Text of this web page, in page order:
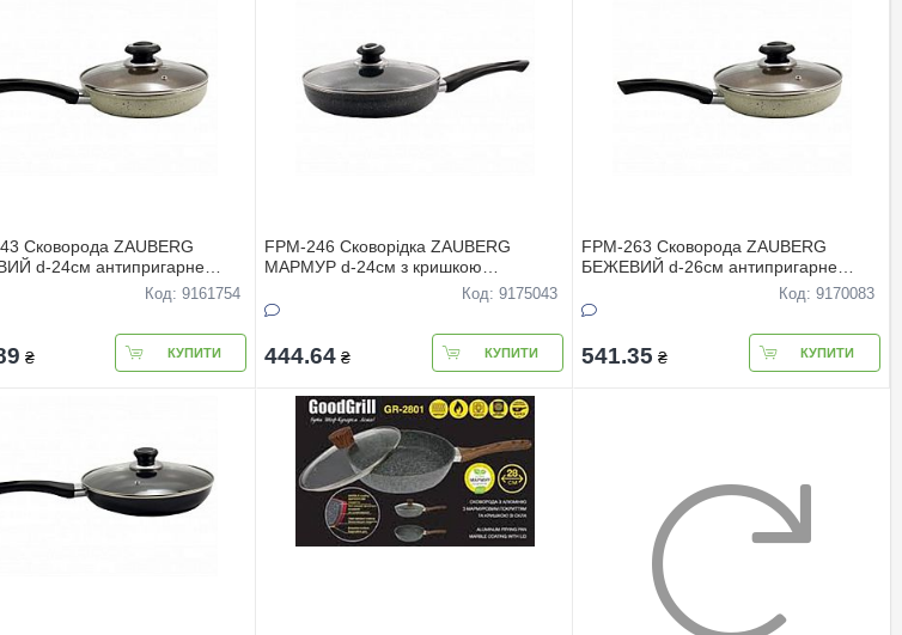
Сковорода ZAUBERG
d-24см антипригарне
Код: 9161754
₴ КУПИТИ
FPM-246 Сковорiдка ZAUBERG
МАРМУР d-24см з кришкою
Код: 9175043
444.64 ₴ КУПИТИ
FPM-263 Сковорода ZAUBERG
БЕЖЕВИЙ d-26см антипригарне
Код: 9170083
541.35 ₴ КУПИТИ